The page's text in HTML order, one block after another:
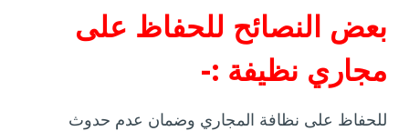
بعض النصائح للحفاظ على
مجاري نظيفة :-
للحفاظ على نظافة المجاري وضمان عدم حدوث